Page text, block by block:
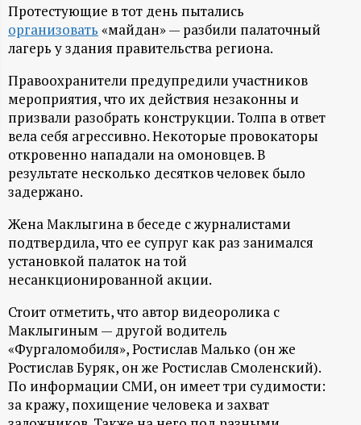
р
м
а
ц
и
о
н
н
ы
й
Протестующие в тот день пытались
организовать «майдан» — разбили палаточный
лагерь у здания правительства региона.
Правоохранители предупредили участников
мероприятия, что их действия незаконны и
призвали разобрать конструкции. Толпа в ответ
вела себя агрессивно. Некоторые провокаторы
откровенно нападали на омоновцев. В
результате несколько десятков человек было
задержано.
Жена Маклыгина в беседе с журналистами
подтвердила, что ее супруг как раз занимался
установкой палаток на той
несанкционированной акции.
Стоит отметить, что автор видеоролика с
Маклыгиным — другой водитель
«Фургаломобиля», Ростислав Малько (он же
Ростислав Буряк, он же Ростислав Смоленский).
По информации СМИ, он имеет три судимости:
за кражу, похищение человека и захват